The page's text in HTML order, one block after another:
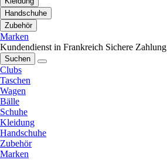
Handschuhe
Zubehör
Marken
Kundendienst in Frankreich Sichere Zahlung
Suchen
Clubs
Taschen
Wagen
Bälle
Schuhe
Kleidung
Handschuhe
Zubehör
Marken